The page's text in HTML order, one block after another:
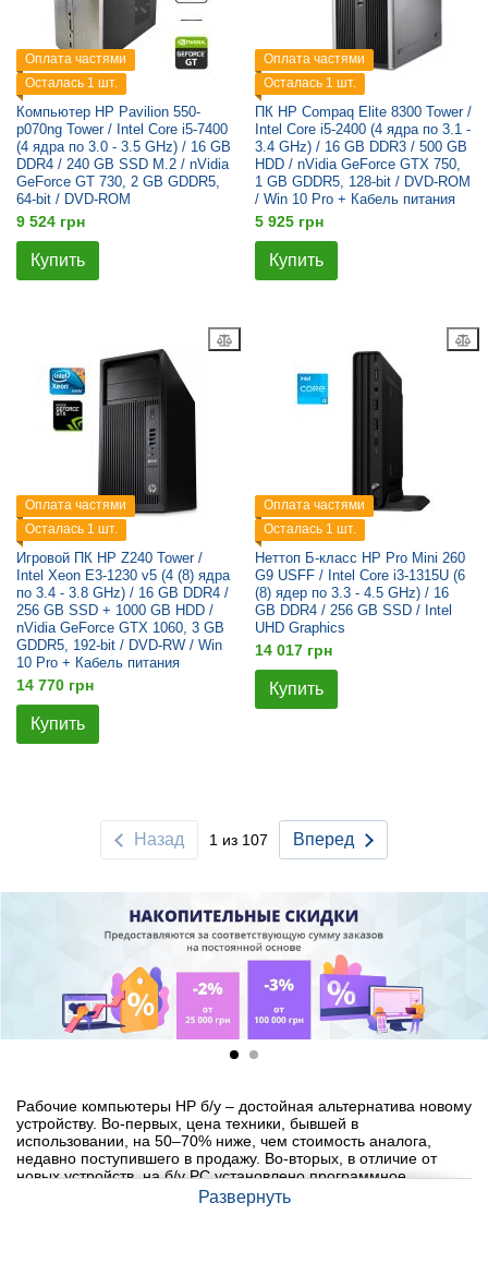
Оплата частями
Осталась 1 шт.
Компьютер HP Pavilion 550-
p070ng Tower / Intel Core i5-7400
(4 ядра по 3.0 - 3.5 GHz) / 16 GB
DDR4 / 240 GB SSD M.2 / nVidia
GeForce GT 730, 2 GB GDDR5,
64-bit / DVD-ROM
9 524 грн
Купить
Оплата частями
Осталась 1 шт.
ПК HP Compaq Elite 8300 Tower /
Intel Core i5-2400 (4 ядра по 3.1 -
3.4 GHz) / 16 GB DDR3 / 500 GB
HDD / nVidia GeForce GTX 750,
1 GB GDDR5, 128-bit / DVD-ROM
/ Win 10 Pro + Кабель питания
5 925 грн
Купить
Оплата частями
Осталась 1 шт.
Игровой ПК HP Z240 Tower /
Intel Xeon E3-1230 v5 (4 (8) ядра
по 3.4 - 3.8 GHz) / 16 GB DDR4 /
256 GB SSD + 1000 GB HDD /
nVidia GeForce GTX 1060, 3 GB
GDDR5, 192-bit / DVD-RW / Win
10 Pro + Кабель питания
14 770 грн
Купить
Оплата частями
Осталась 1 шт.
Неттоп Б-класс HP Pro Mini 260
G9 USFF / Intel Core i3-1315U (6
(8) ядер по 3.3 - 4.5 GHz) / 16
GB DDR4 / 256 GB SSD / Intel
UHD Graphics
14 017 грн
Купить
Назад 1 из 107 Вперед
Рабочие компьютеры HP б/у – достойная альтернатива новому
устройству. Во-первых, цена техники, бывшей в
использовании, на 50–70% ниже, чем стоимость аналога,
недавно поступившего в продажу. Во-вторых, в отличие от
новых устройств, на б/у PC установлено программное
обеспечение, и они полностью готовы к работе сразу после
покупки. В-третьих, техника, бывшая в использовании, не
Развернуть